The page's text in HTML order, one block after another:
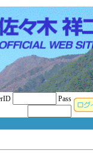
Pass